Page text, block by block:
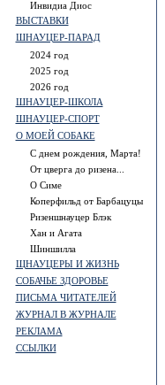
Инвидиа Диос
ВЫСТАВКИ
ШНАУЦЕР-ПАРАД
2024 год
2025 год
2026 год
ШНАУЦЕР-ШКОЛА
ШНАУЦЕР-СПОРТ
О МОЕЙ СОБАКЕ
С днем рождения, Марта!
От цверга до ризена...
О Симе
Коперфильд от Барбацуцы
Ризеншнауцер Блэк
Хан и Агата
Шиншилла
ЩНАУЦЕРЫ И ЖИЗНЬ
СОБАЧЬЕ ЗДОРОВЬЕ
ПИСЬМА ЧИТАТЕЛЕЙ
ЖУРНАЛ В ЖУРНАЛЕ
РЕКЛАМА
ССЫЛКИ